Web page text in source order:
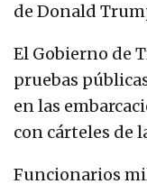
de Donald
El Gobierno de
pruebas
en las
con cárteles de
Funcionarios